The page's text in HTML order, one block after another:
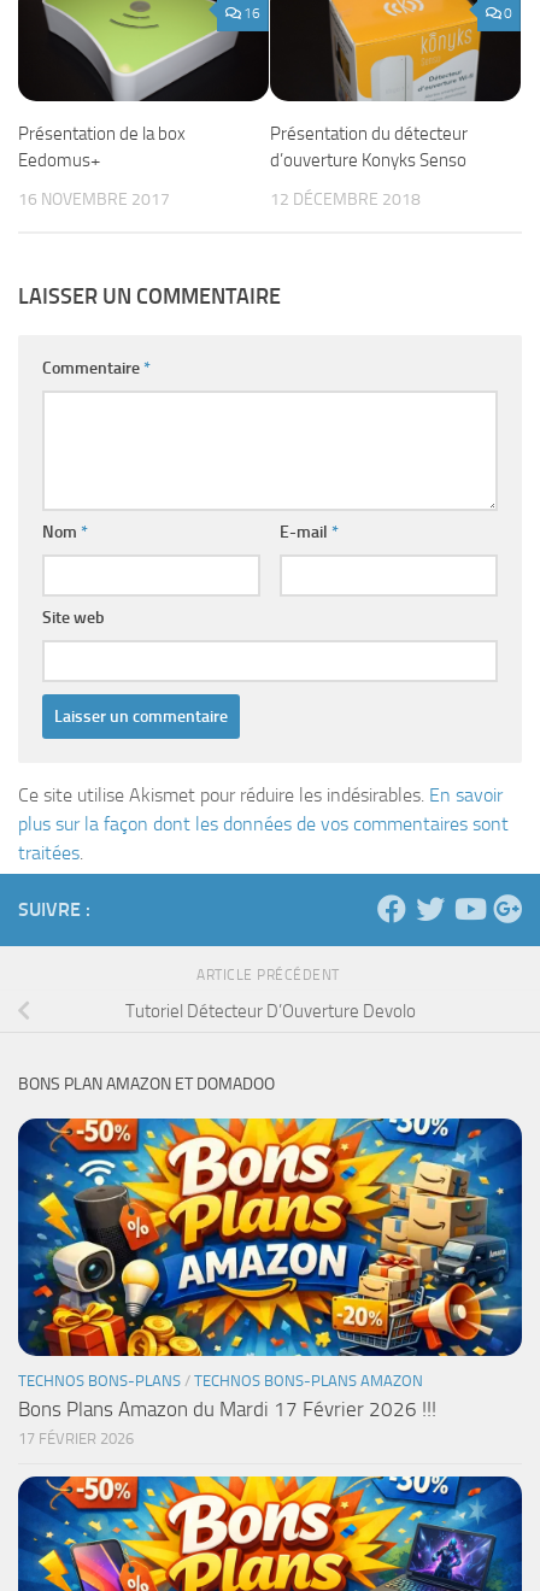
16
Présentation de la box
Eedomus+
16 NOVEMBRE 2017
0
Présentation du détecteur
d’ouverture Konyks Senso
12 DÉCEMBRE 2018
LAISSER UN COMMENTAIRE
Commentaire*
Nom * E-mail *
Site web
Ce site utilise Akismet pour réduire les indésirables. En savoir
plus sur la façon dont les données de vos commentaires sont
traitées.
SUIVRE :
ARTICLE PRÉCÉDENT
Tutoriel Détecteur D’Ouverture Devolo
BONS PLAN AMAZON ET DOMADOO
TECHNOS BONS-PLANS / TECHNOS BONS-PLANS AMAZON
Bons Plans Amazon du Mardi 17 Février 2026 !!!
17 FÉVRIER 2026